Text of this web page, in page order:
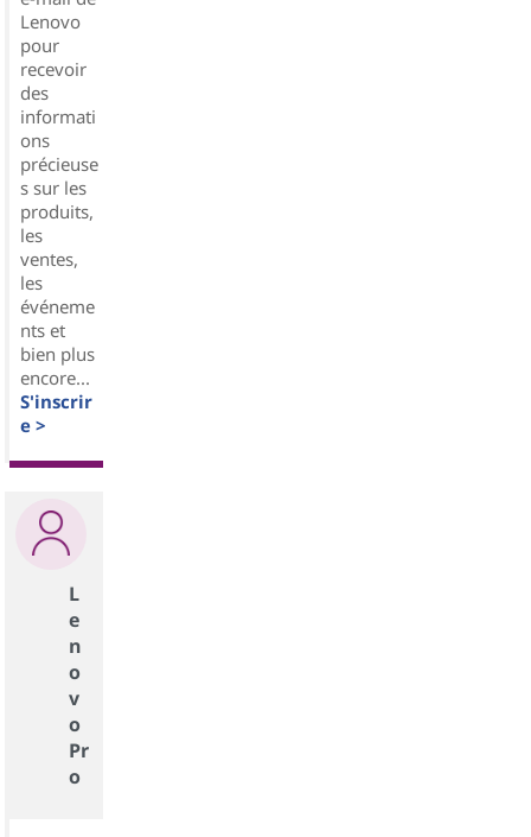
Lenovo
pour
recevoir
des
informati
ons
précieuse
s sur les
produits,
les
ventes,
les
événeme
nts et
bien plus
encore...
S'inscrir
e >
L
e
n
o
v
o
Pr
o